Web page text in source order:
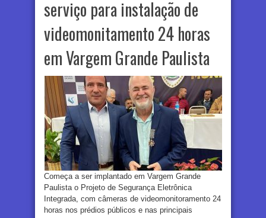
serviço para instalação de
videomonitamento 24 horas
em Vargem Grande Paulista
Começa a ser implantado em Vargem Grande
Paulista o Projeto de Segurança Eletrônica
Integrada, com câmeras de videomonitoramento 24
horas nos prédios públicos e nas principais